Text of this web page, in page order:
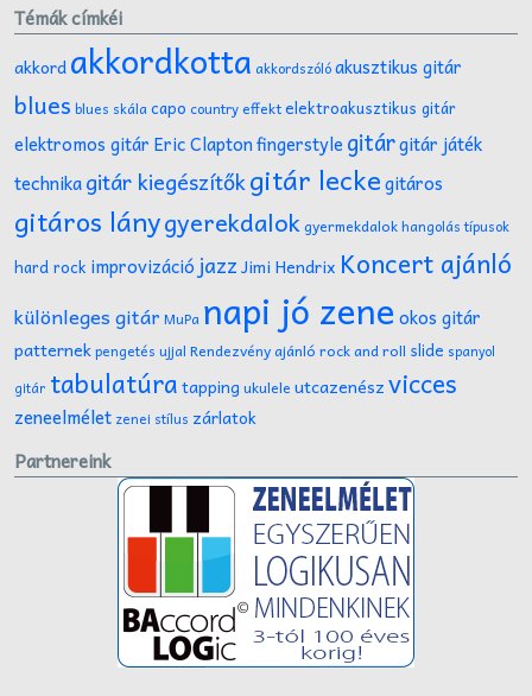
Témák címkéi
akkordakkordkotta akkordszólóakusztikus gitár
blues blues skálacapo country effektelektroakusztikus gitár
elektromos gitár Eric Claptonfingerstyle gitárgitár játék
technikagitár kiegészítőkgitár leckegitáros
gitáros lánygyerekdalokgyermekdalokhangolás típusok
hard rock improvizáció jazzJimi Hendrix Koncert ajánló
különleges gitár MuPa napi jó zene okos gitár
patternekpengetés ujjal Rendezvény ajánló rock and roll slide spanyol
gitár tabulatúratapping ukulele utcazenészvicces
zeneelmélet zenei stílus zárlatok
Partnereink